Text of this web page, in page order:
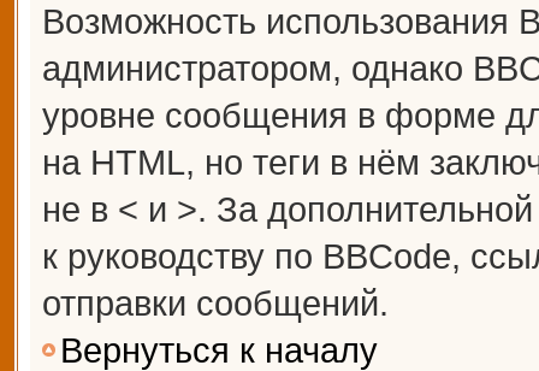
Возможность использования
администратором, однако
уровне сообщения в форме
на HTML, но теги в нём
не в < и >. За
к руководству по BBCode,
отправки сообщений.
Вернуться к началу